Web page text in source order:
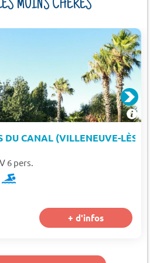
MOINS CHÈRES
DU CANAL (VILLENEUVE-LÈS-
6 pers.
+ d'infos